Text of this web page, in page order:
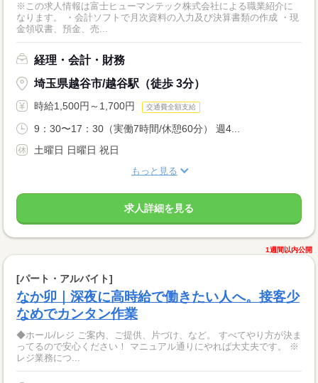
※この求人情報は富士ヒューマンテック株式会社による職業紹介に
なります。 ・会計ソフトで月次資料の入力及び決算書類の作成 ・現
金領収書、預金、売...
経理・会計・財務
埼玉県越谷市/越谷駅（徒歩 3分）
時給1,500円～1,700円 交通費全額支給
9：30〜17：30（実働7時間/休憩60分） 週4...
土曜日 日曜日 祝日
もっと見る
求人詳細を見る
1週間以内公開
[パート・アルバイト]
なか卯｜深夜に高時給で働きたい人へ。接客少
なめでカンタン作業
◆ホール/レジ ご案内、ご提供、片づけ、など。 すべてやり方が決ま
ってるので安心ください！ マニュアル通りにやれば大丈夫です。 ※
レジ業務につ...